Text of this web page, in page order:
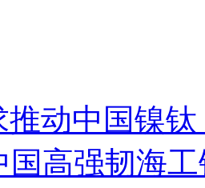
推动中国镍
国高强韧海